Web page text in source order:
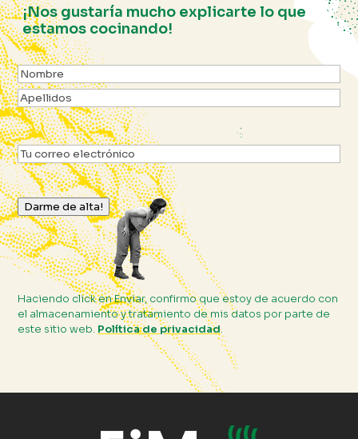
¡Nos gustaría mucho explicarte lo que
estamos cocinando!
Nom(Obligatorio)
Nombre
Apellidos
Email(Obligatorio)
Darme de alta!
Haciendo click en Enviar, confirmo que estoy de acuerdo con
el almacenamiento y tratamiento de mis datos por parte de
este sitio web. Política de privacidad.